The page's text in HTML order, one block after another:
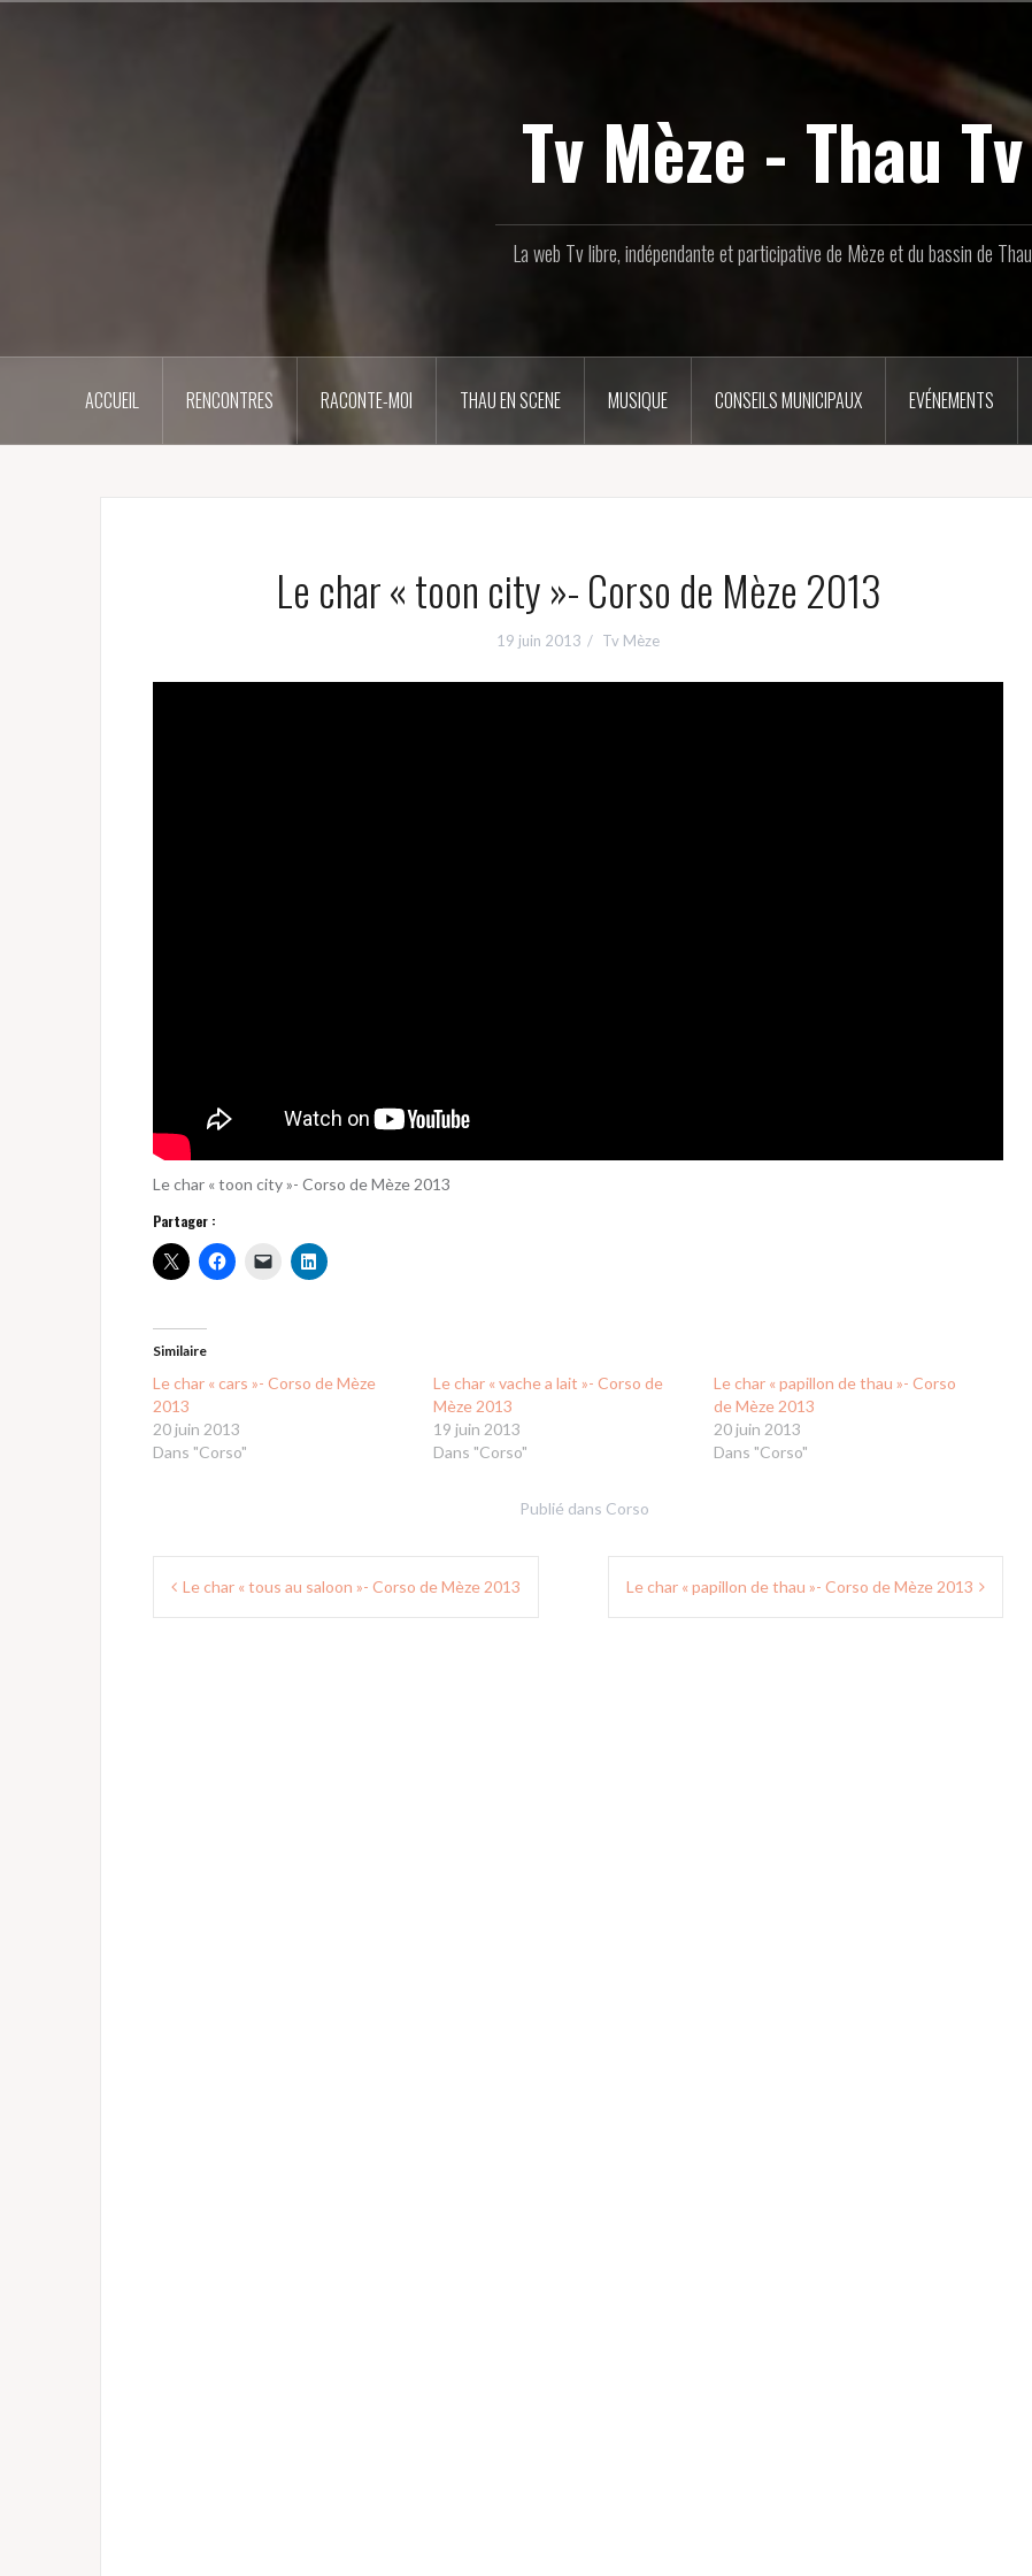
Tv Mèze - Thau Tv
La web Tv libre, indépendante et participative de Mèze et du bassin de Thau
ACCUEIL RENCONTRES RACONTE-MOI THAU EN SCENE MUSIQUE CONSEILS MUNICIPAUX EVÉNEMENTS
Le char « toon city »- Corso de Mèze 2013
19 juin 2013 Tv Mèze
Le char « toon city »- Corso de Mèze 2013
Partager :
Similaire
Le char « cars »- Corso de Mèze
2013
20 juin 2013
Dans "Corso"
Le char « vache a lait »- Corso de
Mèze 2013
19 juin 2013
Dans "Corso"
Le char « papillon de thau »- Corso
de Mèze 2013
20 juin 2013
Dans "Corso"
Publié dans Corso
Navigation
Le char « tous au saloon »- Corso de Mèze 2013 Le char « papillon de thau »- Corso de Mèze 2013